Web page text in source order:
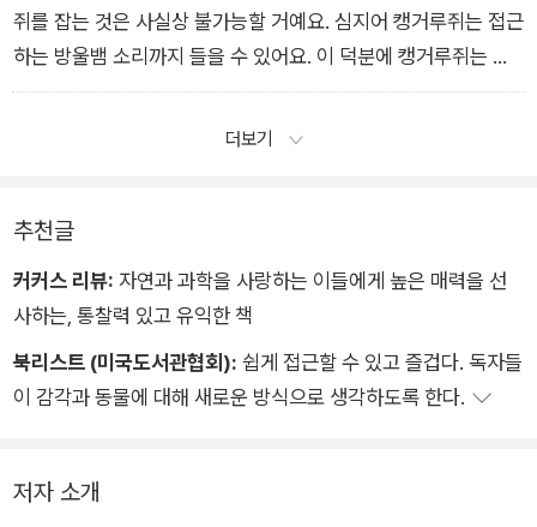
쥐를 잡는 것은 사실상 불가능할 거예요. 심지어 캥거루쥐는 접근
하는 방울뱀 소리까지 들을 수 있어요. 이 덕분에 캥거루쥐는 일
찌감치 멀리 점프할 뿐만 아니라, 공중에서 몸을 돌려 방울뱀의
얼굴에 이단 옆 차기를 날리는 묘기를 부릴 수도 있어요!
더보기
추천글
커커스 리뷰: 자연과 과학을 사랑하는 이들에게 높은 매력을 선
사하는, 통찰력 있고 유익한 책
북리스트 (미국도서관협회): 쉽게 접근할 수 있고 즐겁다. 독자들
이 감각과 동물에 대해 새로운 방식으로 생각하도록 한다.
저자 소개